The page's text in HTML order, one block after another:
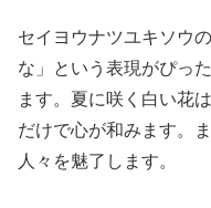
セイヨウナツユキソウ
な」という表現がぴっ
ます。夏に咲く白い花
だけで心が和みます。
人々を魅了します。